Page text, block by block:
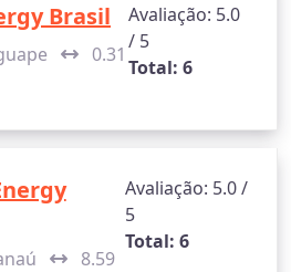
Brasil
0.31
Avaliação: 5.0
/ 5
Total: 6
8.59
Avaliação: 5.0 /
5
Total: 6